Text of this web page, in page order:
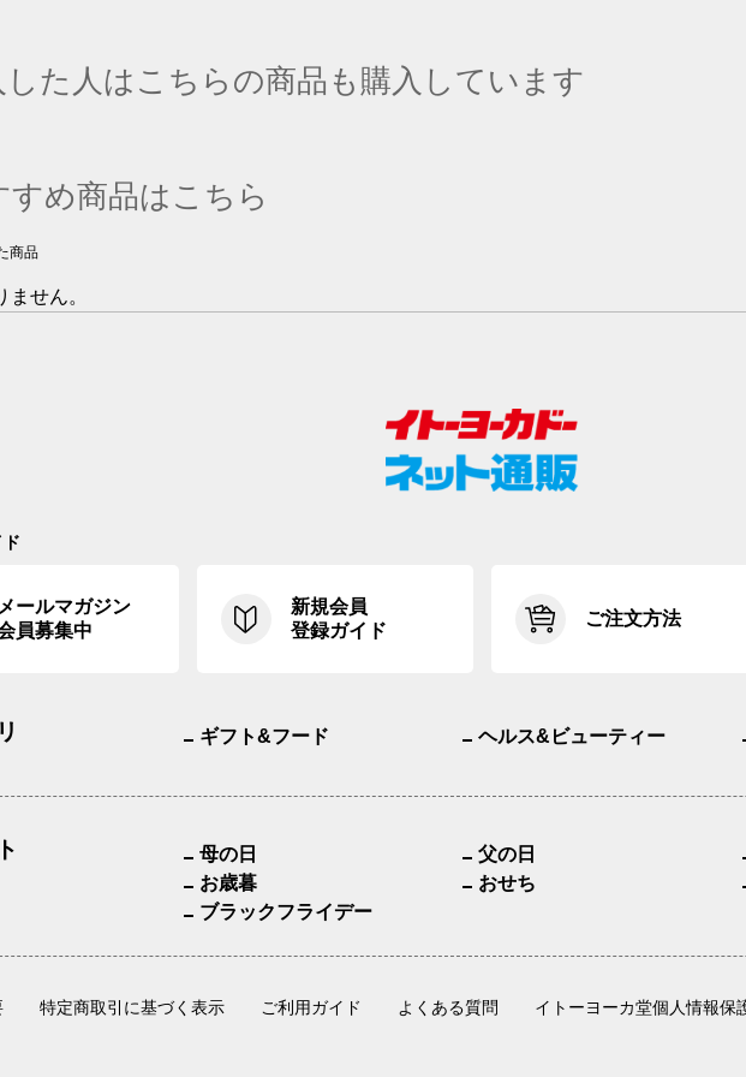
た人はこちらの商品も購入しています
め商品はこちら
商品
せん。
メールマガジン
員募集中
新規会員
登録ガイド
ご注文方法
ギフト&フード ヘルス&ビューティー
母の日 父の日
お歳暮
おせち
ブラックフライデー
特定商取引に基づく表示 ご利用ガイド よくある質問 イトーヨーカ堂個人情報保